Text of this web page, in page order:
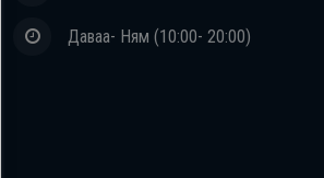
Даваа- Ням (10:00- 20:00)